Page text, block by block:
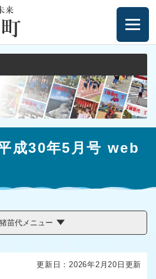
を飛ばして本文へ
成30年5月号 web
苗代メニュー
更新日：2026年2月20日更新